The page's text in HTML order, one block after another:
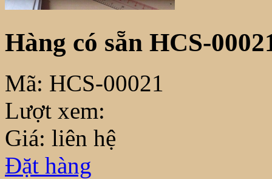
Hàng có sẵn HCS-
Mã: HCS-00021
Lượt xem:
Giá: liên hệ
Đặt hàng